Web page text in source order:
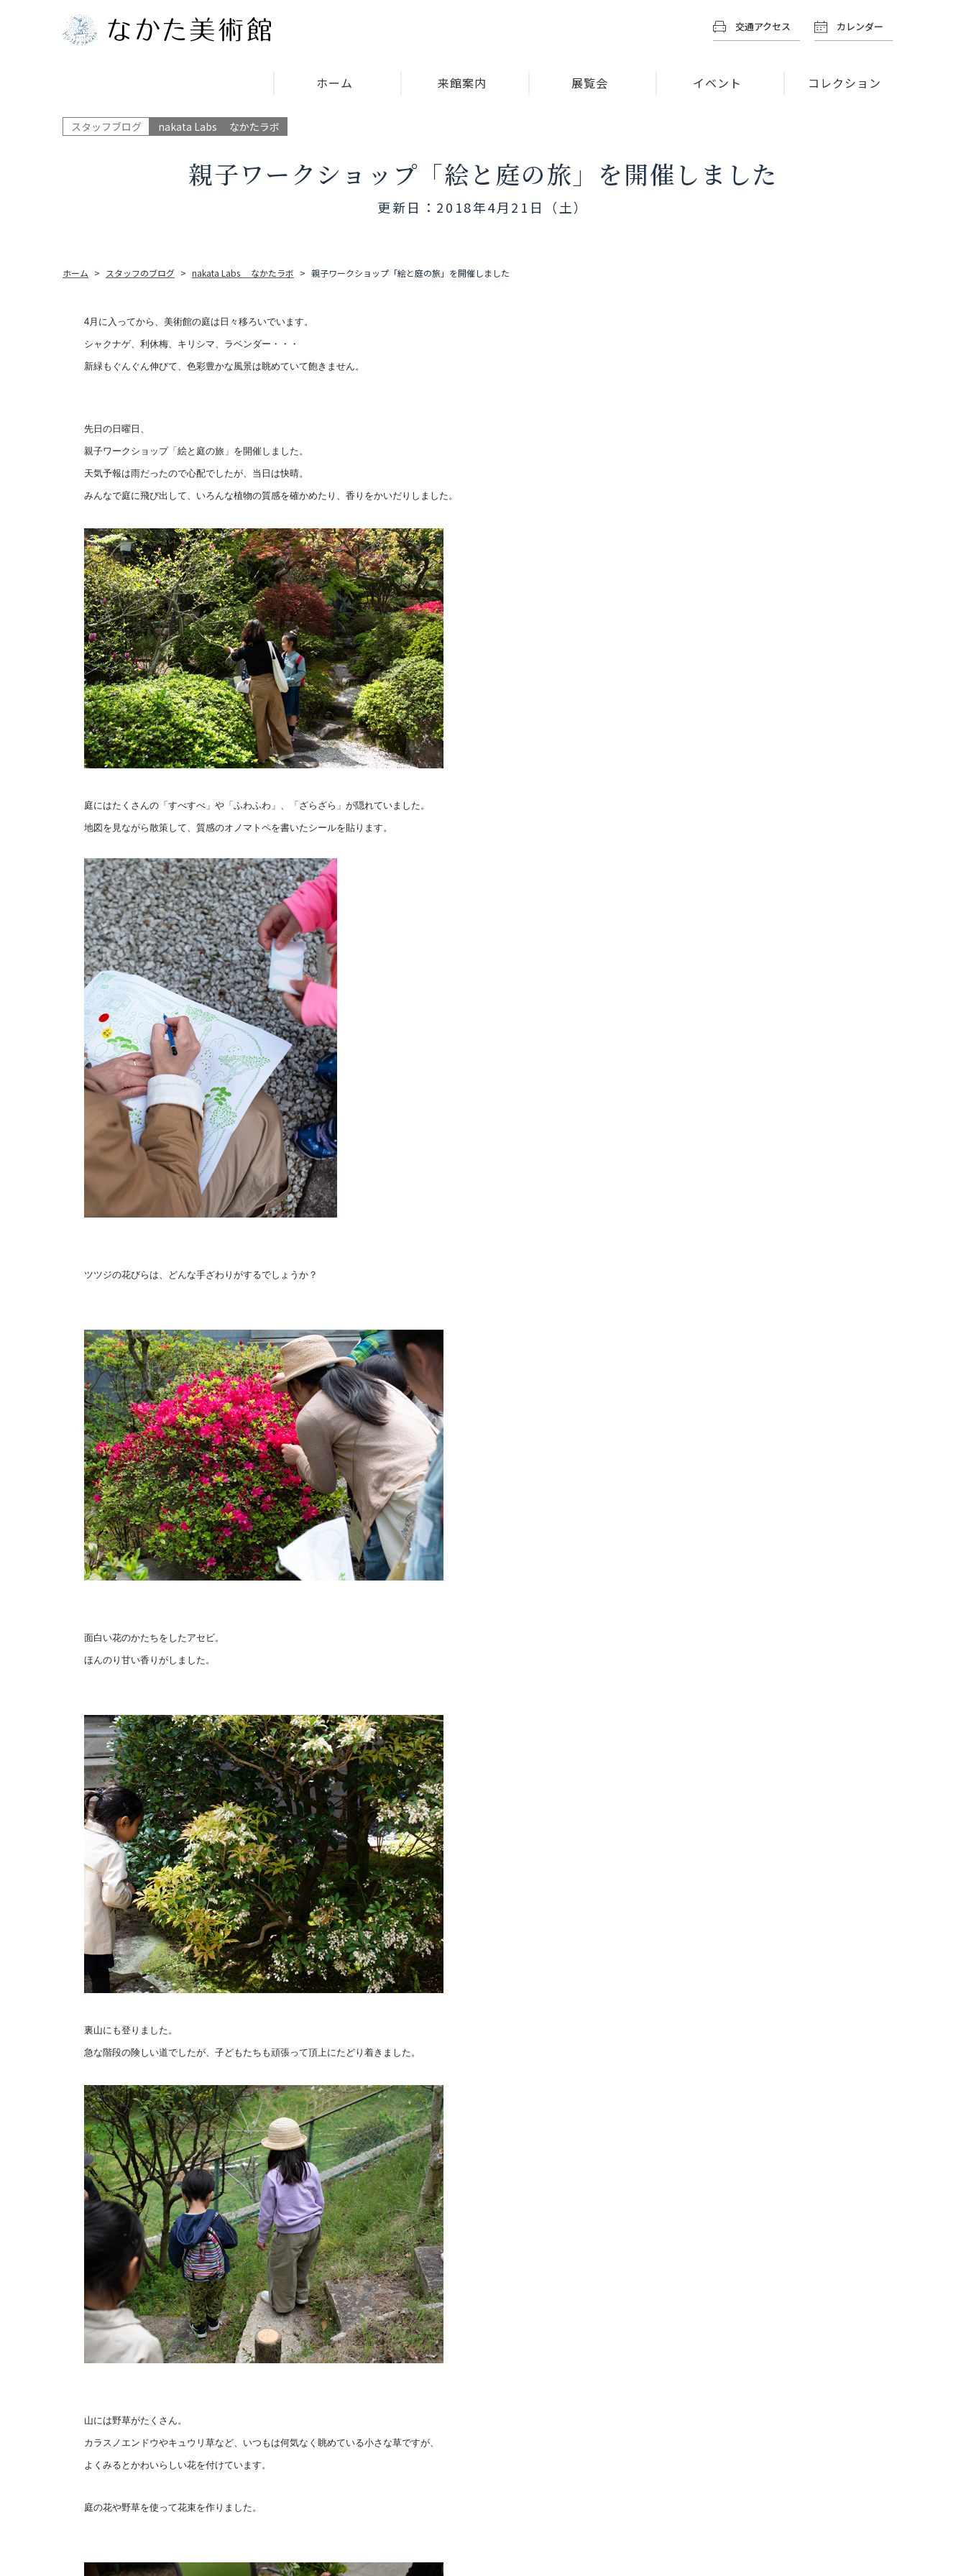
交通アクセス カレンダー
ホーム 来館案内 展覧会 イベント コレクション
スタッフブログ nakata Labs なかたラボ
親子ワークショップ「絵と庭の旅」を開催しました
更新日：2018年4月21日（土）
ホーム スタッフのブログ nakata Labs なかたラボ 親子ワークショップ「絵と庭の旅」を開催しました
4月に入ってから、美術館の庭は日々移ろいでいます。
シャクナゲ、利休梅、キリシマ、ラベンダー・・・
新緑もぐんぐん伸びて、色彩豊かな風景は眺めていて飽きません。
先日の日曜日、
親子ワークショップ「絵と庭の旅」を開催しました。
天気予報は雨だったので心配でしたが、当日は快晴。
みんなで庭に飛び出して、いろんな植物の質感を確かめたり、 香りをかいだりしました。
庭にはたくさんの「すべすべ」や「ふわふわ」、「ざらざら」 が隠れていました。
地図を見ながら散策して、 質感のオノマトペを書いたシールを貼ります。
ツツジの花びらは、どんな手ざわりがするでしょうか？
面白い花のかたちをしたアセビ。
ほんのり甘い香りがしました。
裏山にも登りました。
急な階段の険しい道でしたが、 子どもたちも頑張って頂上にたどり着きました。
山には野草がたくさん。
カラスノエンドウやキュウリ草など、 いつもは何気なく眺めている小さな草ですが、
よくみるとかわいらしい花を付けています。
庭の花や野草を使って花束を作りました。